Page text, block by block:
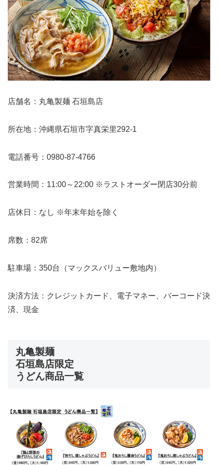
店舗名：丸亀製麺 石垣島店
所在地：沖縄県石垣市字真栄里292-1
電話番号：0980-87-4766
営業時間：11:00～22:00 ※ラストオーダー閉店30分前
店休日：なし ※年末年始を除く
席数：82席
駐車場：350台（マックスバリュー敷地内）
決済方法：クレジットカード、電子マネー、バーコード決
済、現金
丸亀製麺
石垣島店限定
うどん商品一覧